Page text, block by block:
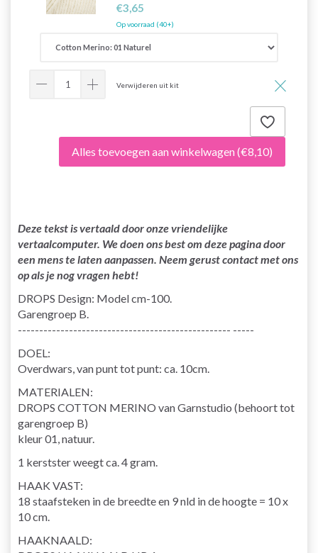
€3,65
Op voorraad (40+)
Verwijderen uit kit
Alles toevoegen aan winkelwagen(€8,10)
Deze tekst is vertaald door onze vriendelijke
vertaalcomputer. We doen ons best om deze pagina door
een mens te laten aanpassen. Neem gerust contact met ons
op als je nog vragen hebt!
DROPS Design: Model cm-100.
Garengroep B.
-------------------------------------------------- -----
DOEL:
Overdwars, van punt tot punt: ca. 10cm.
MATERIALEN:
DROPS COTTON MERINO van Garnstudio (behoort tot
garengroep B)
kleur 01, natuur.
1 kerstster weegt ca. 4 gram.
HAAK VAST:
18 staafsteken in de breedte en 9 nld in de hoogte = 10 x
10 cm.
HAAKNAALD: